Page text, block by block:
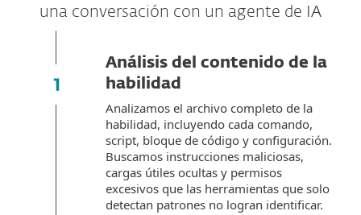
una conversación con un agente de IA
Análisis del contenido de la
habilidad
Analizamos el archivo completo de la
habilidad, incluyendo cada comando,
script, bloque de código y configuración.
Buscamos instrucciones maliciosas,
cargas útiles ocultas y permisos
excesivos que las herramientas que solo
detectan patrones no logran identificar.